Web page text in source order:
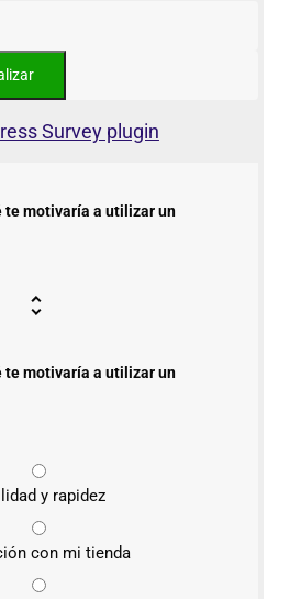
Survey plugin
te motivaría a utilizar un
te motivaría a utilizar un
y rapidez
con mi tienda